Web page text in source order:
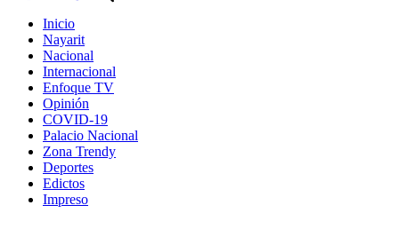
Inicio
Nayarit
Nacional
Internacional
Enfoque TV
Opinión
COVID-19
Palacio Nacional
Zona Trendy
Deportes
Edictos
Impreso